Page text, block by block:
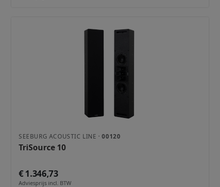
SEEBURG ACOUSTIC LINE ·00120
TriSource 10
€ 1.346,73
Adviesprijs incl. BTW